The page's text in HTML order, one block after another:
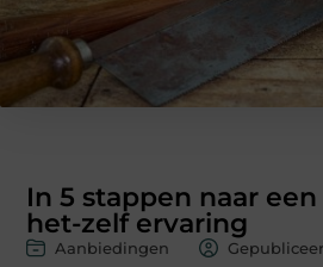
In 5 stappen naar
het-zelf ervaring
Aanbiedingen